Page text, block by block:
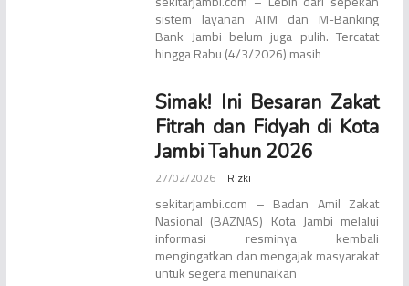
sistem layanan ATM dan M-Banking
Bank Jambi belum juga pulih. Tercatat
hingga Rabu (4/3/2026) masih
Simak! Ini Besaran Zakat
Fitrah dan Fidyah di Kota
Jambi Tahun 2026
27/02/2026 Rizki
sekitarjambi.com – Badan Amil Zakat
Nasional (BAZNAS) Kota Jambi melalui
informasi resminya kembali
mengingatkan dan mengajak masyarakat
untuk segera menunaikan